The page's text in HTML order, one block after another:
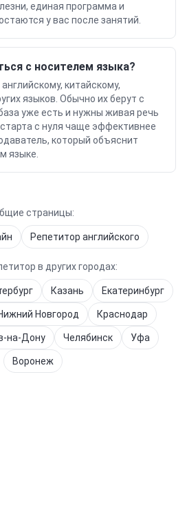
единая программа и
у вас после занятий.
с носителем языка?
китайскому,
языков. Обычно их берут с
уже есть и нужны живая речь
с нуля чаще эффективнее
который объяснит
языке.
страницы:
Репетитор английского
в других городах:
Казань Екатеринбург
Новгород Краснодар
на-Дону Челябинск Уфа
Воронеж